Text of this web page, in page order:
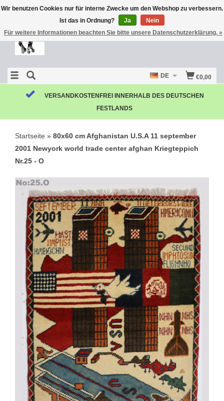
€0,00
DE
VERSANDKOSTENFREI INNERHALB DES DEUTSCHEN
FESTLANDS
Startseite » 80x60 cm Afghanistan U.S.A 11 september
2001 Newyork world trade center afghan Kriegteppich
Nr.25 - O
Wir benutzen Cookies nur für interne Zwecke um den Webshop zu verbessern.
Ist das in Ordnung?
Ja
Nein
Für weitere Informationen beachten Sie bitte unsere Datenschutzerklärung. »